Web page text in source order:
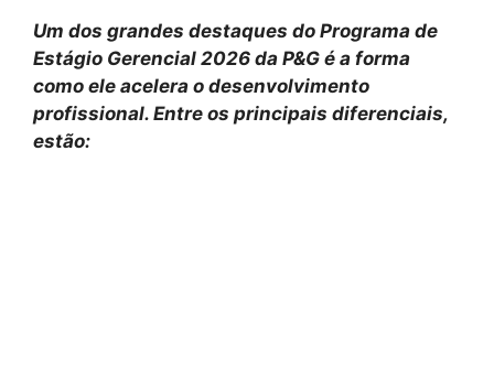
Um dos grandes destaques do Programa de
Estágio Gerencial 2026 da P&G é a forma
como ele acelera o desenvolvimento
profissional. Entre os principais diferenciais,
estão: